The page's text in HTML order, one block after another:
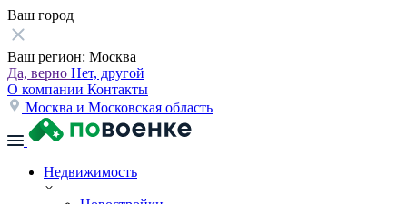
Ваш город
Ваш регион: Москва
Да, верно Нет, другой
О компании Контакты
Москва и Московская область
Недвижимость